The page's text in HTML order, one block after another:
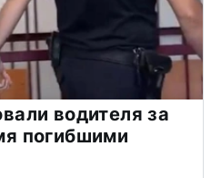
водителя за
погибшими